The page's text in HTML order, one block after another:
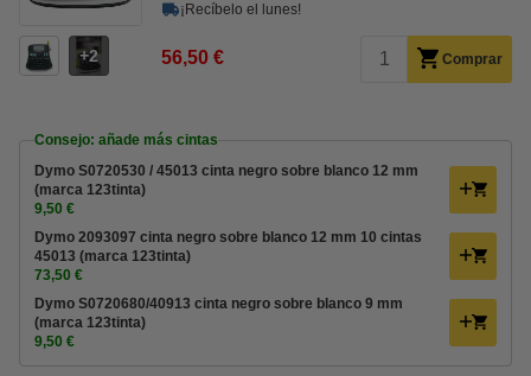
2
¡Recíbelo el lunes!
56,50 € Comprar
Consejo: añade más cintas
Dymo S0720530 / 45013 cinta negro sobre blanco 12 mm
(marca 123tinta)
9,50 €
Dymo 2093097 cinta negro sobre blanco 12 mm 10 cintas
45013 (marca 123tinta)
73,50 €
Dymo S0720680/40913 cinta negro sobre blanco 9 mm
(marca 123tinta)
9,50 €